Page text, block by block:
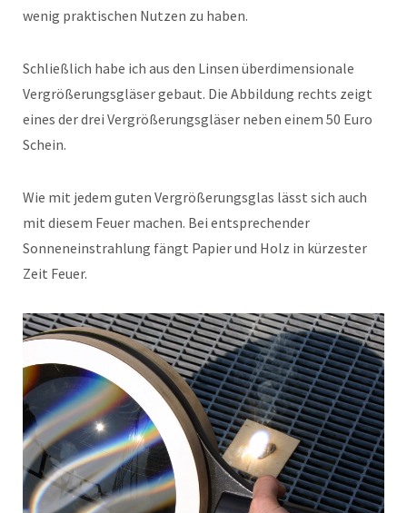
wenig praktischen Nutzen zu haben.
Schließlich habe ich aus den Linsen überdimensionale
Vergrößerungsgläser gebaut. Die Abbildung rechts zeigt
eines der drei Vergrößerungsgläser neben einem 50 Euro
Schein.
Wie mit jedem guten Vergrößerungsglas lässt sich auch
mit diesem Feuer machen. Bei entsprechender
Sonneneinstrahlung fängt Papier und Holz in kürzester
Zeit Feuer.